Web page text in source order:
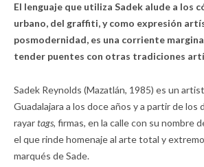
El lenguaje que utiliza Sadek alude a los
urbano, del graffiti, y como expresión
posmodernidad, es una corriente
tender puentes con otras tradiciones
Sadek Reynolds (Mazatlán, 1985) es un
Guadalajara a los doce años y a partir de los
rayartags, firmas, en la calle con su nombre
el que rinde homenaje al arte total y
marqués de Sade.